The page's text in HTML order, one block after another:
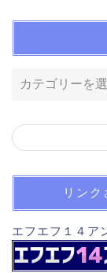
リン
エフエフ１４ア